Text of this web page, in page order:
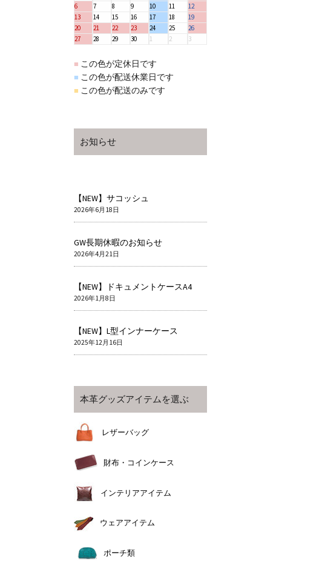
6
7 8 9 10 11
12
13
14 15 16 17 18
19
20
21 22 23 24 25
26
27
28 29 30 1 2 3
■ この色が定休日です
■ この色が配送休業日です
■ この色が配送のみです
お知らせ
【NEW】サコッシュ
2026年6月18日
GW長期休暇のお知らせ
2026年4月21日
【NEW】ドキュメントケースA4
2026年1月8日
【NEW】L型インナーケース
2025年12月16日
本革グッズアイテムを選ぶ
レザーバッグ
財布・コインケース
インテリアアイテム
ウェアアイテム
ポーチ類